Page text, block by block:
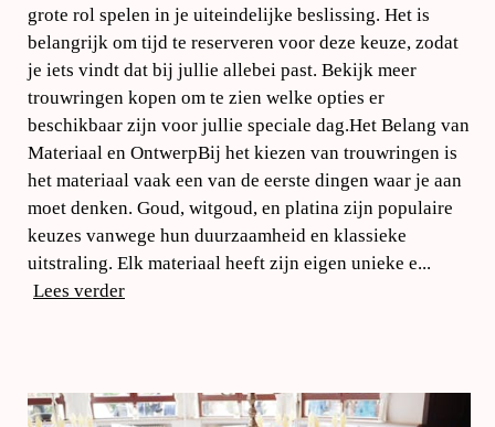
grote rol spelen in je uiteindelijke beslissing. Het is
belangrijk om tijd te reserveren voor deze keuze, zodat
je iets vindt dat bij jullie allebei past. Bekijk meer
trouwringen kopen om te zien welke opties er
beschikbaar zijn voor jullie speciale dag.Het Belang van
Materiaal en OntwerpBij het kiezen van trouwringen is
het materiaal vaak een van de eerste dingen waar je aan
moet denken. Goud, witgoud, en platina zijn populaire
keuzes vanwege hun duurzaamheid en klassieke
uitstraling. Elk materiaal heeft zijn eigen unieke e...
Lees verder